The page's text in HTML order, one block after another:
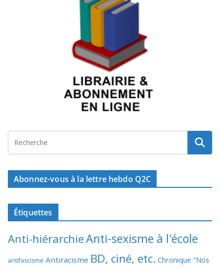
Abonnez-vous à la lettre hebdo Q2C
Étiquettes
Anti-hiérarchieAnti-sexisme à l'école
antifascisme Antiracisme BD, ciné, etc. Chronique "Nos